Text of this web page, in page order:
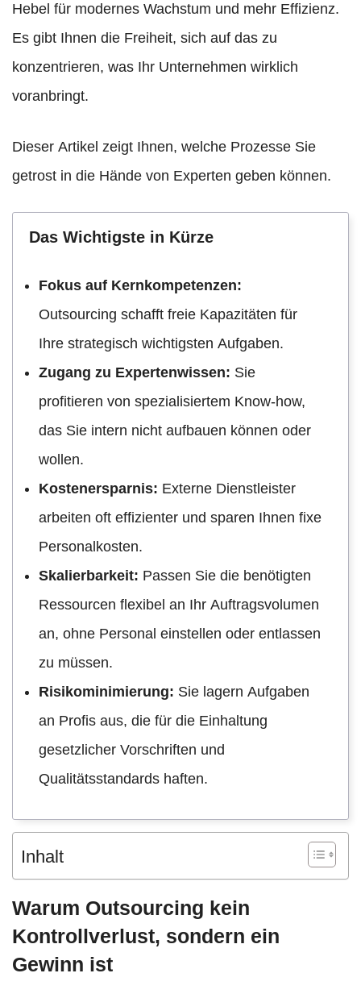
Hebel für modernes Wachstum und mehr Effizienz.
Es gibt Ihnen die Freiheit, sich auf das zu
konzentrieren, was Ihr Unternehmen wirklich
voranbringt.
Dieser Artikel zeigt Ihnen, welche Prozesse Sie
getrost in die Hände von Experten geben können.
Das Wichtigste in Kürze
Fokus auf Kernkompetenzen:
Outsourcing schafft freie Kapazitäten für
Ihre strategisch wichtigsten Aufgaben.
Zugang zu Expertenwissen: Sie
profitieren von spezialisiertem Know-how,
das Sie intern nicht aufbauen können oder
wollen.
Kostenersparnis: Externe Dienstleister
arbeiten oft effizienter und sparen Ihnen fixe
Personalkosten.
Skalierbarkeit: Passen Sie die benötigten
Ressourcen flexibel an Ihr Auftragsvolumen
an, ohne Personal einstellen oder entlassen
zu müssen.
Risikominimierung: Sie lagern Aufgaben
an Profis aus, die für die Einhaltung
gesetzlicher Vorschriften und
Qualitätsstandards haften.
Inhalt
Warum Outsourcing kein
Kontrollverlust, sondern ein
Gewinn ist